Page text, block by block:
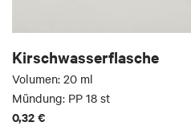
Kirschwasserflasche
Volumen: 20 ml
Mündung: PP 18 st
0,32 €